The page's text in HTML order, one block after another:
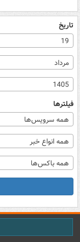
تاریخ
19
مرداد
1405
فیلترها
همه سرویس‌ها
همه انواع خبر
همه باکس‌ها